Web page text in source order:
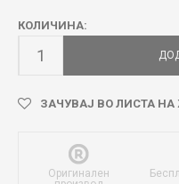
КОЛИЧИНА:
ЗАЧУВАЈ ВО ЛИСТА НА
Оригинален